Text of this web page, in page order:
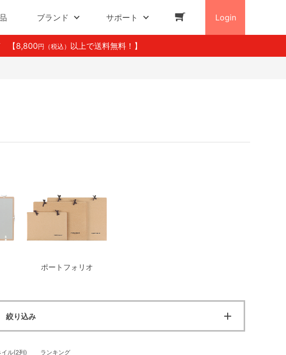
ブランド サポート Login
【8,800 円（税込） 以上で送料無料！】
ポートフォリオ
絞り込み
ル(2列) ランキング